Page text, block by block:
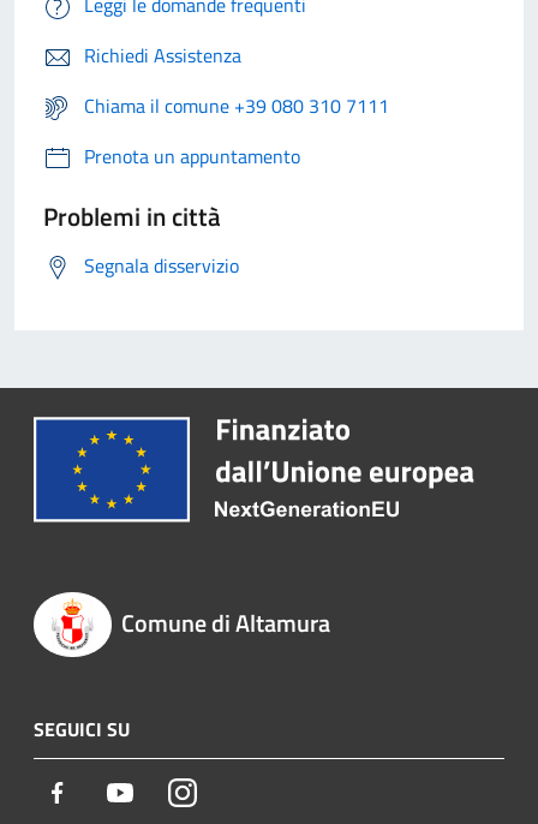
Richiedi Assistenza
Chiama il comune +39 080 310 7111
Prenota un appuntamento
Problemi in città
Segnala disservizio
Comune di Altamura
SEGUICI SU
Facebook YoutubeInstagram